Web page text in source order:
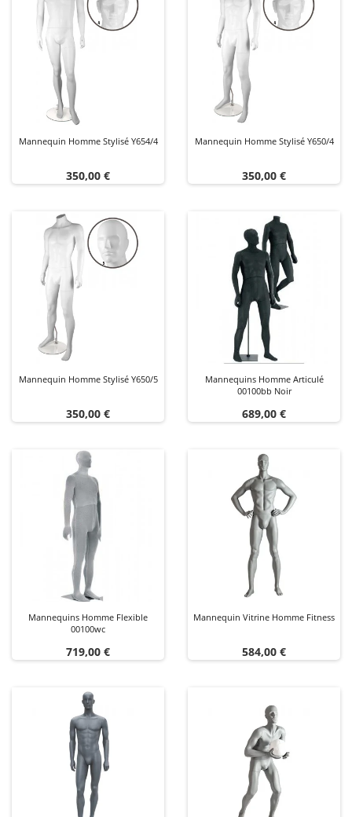
Mannequin Homme Stylisé Y654/4
Prix
350,00 €
Mannequin Homme Stylisé Y650/4
Prix
350,00 €
Mannequin Homme Stylisé Y650/5
Prix
350,00 €
Mannequins Homme Articulé
00100bb Noir
Prix
689,00 €
Mannequins Homme Flexible
00100wc
Prix
719,00 €
Mannequin Vitrine Homme Fitness
Prix
584,00 €